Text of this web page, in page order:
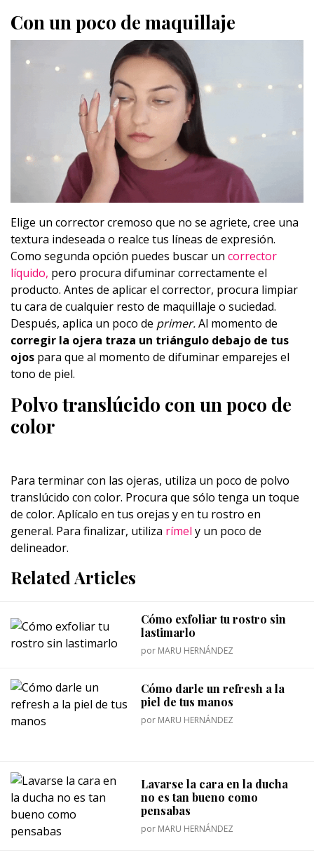
Con un poco de maquillaje
Elige un corrector cremoso que no se agriete, cree una
textura indeseada o realce tus líneas de expresión.
Como segunda opción puedes buscar un corrector
líquido, pero procura difuminar correctamente el
producto. Antes de aplicar el corrector, procura limpiar
tu cara de cualquier resto de maquillaje o suciedad.
Después, aplica un poco de primer.Al momento de
corregir la ojera traza un triángulo debajo de tus
ojos para que al momento de difuminar emparejes el
tono de piel.
Polvo translúcido con un poco de
color
Para terminar con las ojeras, utiliza un poco de polvo
translúcido con color. Procura que sólo tenga un toque
de color. Aplícalo en tus orejas y en tu rostro en
general. Para finalizar, utiliza rímel y un poco de
delineador.
Related Articles
Cómo exfoliar tu rostro sin
lastimarlo
por MARU HERNÁNDEZ
Cómo darle un refresh a la
piel de tus manos
por MARU HERNÁNDEZ
Lavarse la cara en la ducha
no es tan bueno como
pensabas
por MARU HERNÁNDEZ